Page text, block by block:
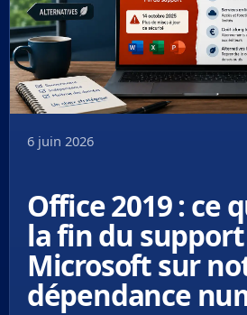
6 juin 2026
Office 2019 : ce
la fin du
Microsoft sur
dépendance